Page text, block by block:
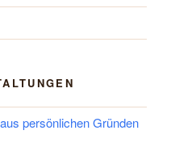
persönlichen Gründen